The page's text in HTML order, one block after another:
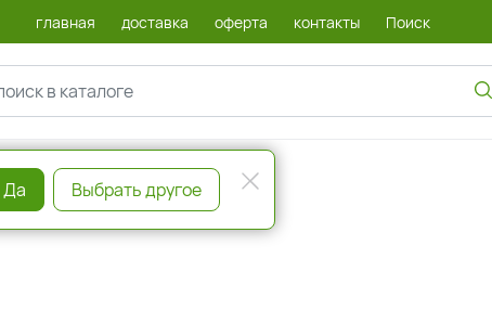
главная доставка оферта контакты Поиск
Да Выбрать другое